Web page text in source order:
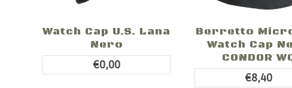
Watch Cap U.S. Lana
Nero
€0,00
Berretto
Watch Cap
CONDOR
€8,40